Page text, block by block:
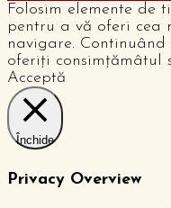
Folosim elemente de
pentru a vă oferi cea
navigare.
oferiți consimțămâtul
Acceptă
Închide
Privacy Overview